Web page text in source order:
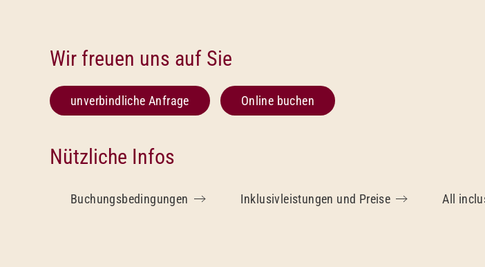
Wir freuen uns auf Sie
unverbindliche Anfrage Online buchen
Nützliche Infos
Buchungsbedingungen Inklusivleistungen und Preise All